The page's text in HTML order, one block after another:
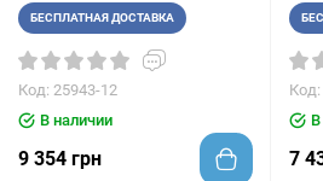
БЕСПЛАТНАЯ ДОСТАВКА
Код: 25943-12
В наличии
9 354 грн 7